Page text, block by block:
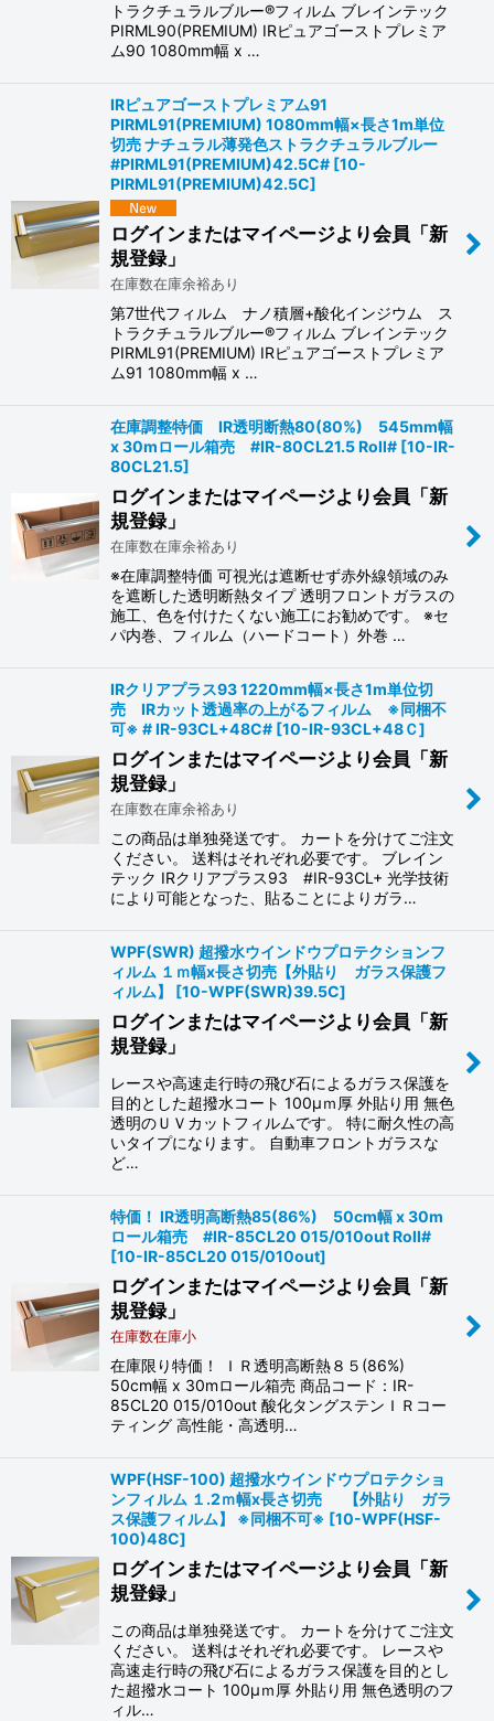
トラクチュラルブルー®フィルム ブレインテック
PIRML90(PREMIUM) IRピュアゴーストプレミア
ム90 1080mm幅 x …
IRピュアゴーストプレミアム91
PIRML91(PREMIUM) 1080mm幅×長さ1m単位
切売 ナチュラル薄発色ストラクチュラルブルー
#PIRML91(PREMIUM)42.5C# [10-
PIRML91(PREMIUM)42.5C]
ログインまたはマイページより会員「新
規登録」
在庫数在庫余裕あり
第7世代フィルム ナノ積層+酸化インジウム ス
トラクチュラルブルー®フィルム ブレインテック
PIRML91(PREMIUM) IRピュアゴーストプレミア
ム91 1080mm幅 x …
在庫調整特価 IR透明断熱80(80%) 545mm幅
x 30mロール箱売 #IR-80CL21.5 Roll# [10-IR-
80CL21.5]
ログインまたはマイページより会員「新
規登録」
在庫数在庫余裕あり
※在庫調整特価 可視光は遮断せず赤外線領域のみ
を遮断した透明断熱タイプ 透明フロントガラスの
施工、色を付けたくない施工にお勧めです。 ※セ
パ内巻、フィルム（ハードコート）外巻 …
IRクリアプラス93 1220mm幅×長さ1m単位切
売 IRカット透過率の上がるフィルム ※同梱不
可※ # IR-93CL+48C# [10-IR-93CL+48Ｃ]
ログインまたはマイページより会員「新
規登録」
在庫数在庫余裕あり
この商品は単独発送です。 カートを分けてご注文
ください。 送料はそれぞれ必要です。 ブレイン
テック IRクリアプラス93 #IR-93CL+ 光学技術
により可能となった、貼ることによりガラ…
WPF(SWR) 超撥水ウインドウプロテクションフ
ィルム １ｍ幅x長さ切売【外貼り ガラス保護フ
ィルム】
[10-WPF(SWR)39.5C]
ログインまたはマイページより会員「新
規登録」
レースや高速走行時の飛び石によるガラス保護を
目的とした超撥水コート 100μｍ厚 外貼り用 無色
透明のＵＶカットフィルムです。 特に耐久性の高
いタイプになります。 自動車フロントガラスな
ど…
特価！ IR透明高断熱85(86%) 50cm幅 x 30m
ロール箱売 #IR-85CL20 015/010out Roll#
[10-IR-85CL20 015/010out]
ログインまたはマイページより会員「新
規登録」
在庫数在庫小
在庫限り特価！ ＩＲ透明高断熱８５(86%)
50cm幅 x 30mロール箱売 商品コード：IR-
85CL20 015/010out 酸化タングステンＩＲコー
ティング 高性能・高透明…
WPF(HSF-100) 超撥水ウインドウプロテクショ
ンフィルム １.2ｍ幅x長さ切売 【外貼り ガラ
ス保護フィルム】 ※同梱不可※ [10-WPF(HSF-
100)48C]
ログインまたはマイページより会員「新
規登録」
この商品は単独発送です。 カートを分けてご注文
ください。 送料はそれぞれ必要です。 レースや
高速走行時の飛び石によるガラス保護を目的とし
た超撥水コート 100μｍ厚 外貼り用 無色透明のフ
ィル…